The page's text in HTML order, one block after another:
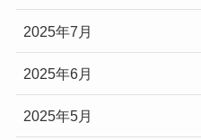
2025年7月
2025年6月
2025年5月